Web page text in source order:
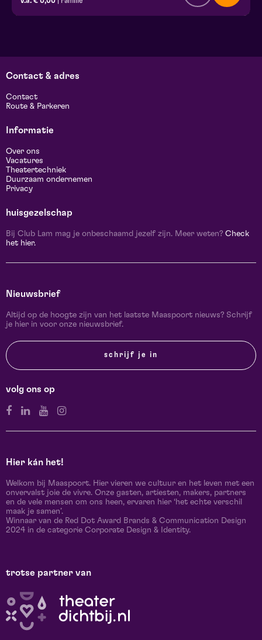
Contact & adres
Contact
Route & Parkeren
Informatie
Over ons
Vacatures
Theatertechniek
Duurzaam ondernemen
Privacy
huisgezelschap
Bij Club Lam mag je onbeschaamd jezelf zijn. Meer weten? Check
het hier.
Nieuwsbrief
Altijd op de hoogte zijn van het laatste Maaspoort nieuws? Schrijf
je hier in voor onze nieuwsbrief.
schrijf je in
volg ons op
Hier kán het!
Welkom bij Maaspoort. Hier vieren we cultuur en het leven met een
onvervalst joie de vivre. Onze gasten, artiesten, makers, partners
en de vele mensen om ons heen, ervaren hier ‘het echte verschil
maak je samen’.
Winnaar van de Red Dot Award Brands & Communication Design
2024 in de categorie Corporate Design & Identity.
trotse partner van